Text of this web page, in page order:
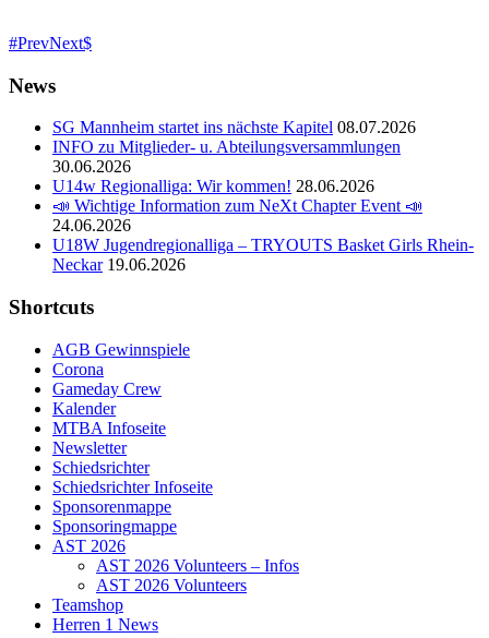
PrevNext
News
SG Mannheim startet ins nächste Kapitel 08.07.2026
INFO zu Mitglieder- u. Abteilungsversammlungen
30.06.2026
U14w Regionalliga: Wir kommen! 28.06.2026
📣 Wichtige Information zum NeXt Chapter Event 📣
24.06.2026
U18W Jugendregionalliga – TRYOUTS Basket Girls Rhein-
Neckar 19.06.2026
Shortcuts
AGB Gewinnspiele
Corona
Gameday Crew
Kalender
MTBA Infoseite
Newsletter
Schiedsrichter
Schiedsrichter Infoseite
Sponsorenmappe
Sponsoringmappe
AST 2026
AST 2026 Volunteers – Infos
AST 2026 Volunteers
Teamshop
Herren 1 News